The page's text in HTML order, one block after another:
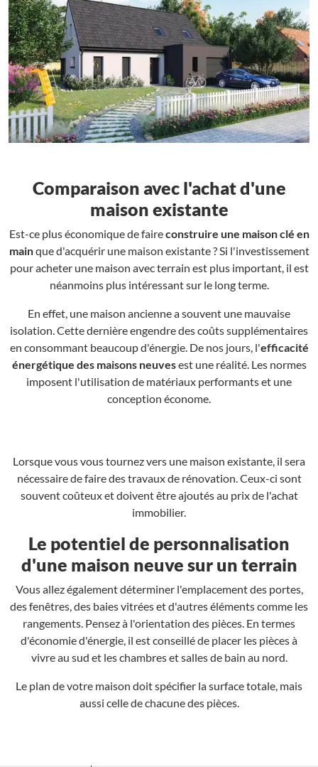
Comparaison avec l'achat d'une
maison existante
Est-ce plus économique de faireconstruire une maison clé en
mainque d'acquérir une maison existante ? Si l'investissement
pour acheter une maison avec terrain est plus important, il est
néanmoins plus intéressant sur le long terme.
En effet, une maison ancienne a souvent une mauvaise
isolation. Cette dernière engendre des coûts supplémentaires
en consommant beaucoup d'énergie. De nos jours, l'efficacité
énergétique des maisons neuvesest une réalité. Les normes
imposent l'utilisation de matériaux performants et une
conception économe.
Lorsque vous vous tournez vers une maison existante, il sera
nécessaire de faire des travaux de rénovation. Ceux-ci sont
souvent coûteux et doivent être ajoutés au prix de l'achat
immobilier.
Le potentiel de personnalisation
d'une maison neuve sur un terrain
Vous allez également déterminer l'emplacement des portes,
des fenêtres, des baies vitrées et d'autres éléments comme les
rangements. Pensez à l'orientation des pièces. En termes
d'économie d'énergie, il est conseillé de placer les pièces à
vivre au sud et les chambres et salles de bain au nord.
Le plan de votre maison doit spécifier la surface totale, mais
aussi celle de chacune des pièces.